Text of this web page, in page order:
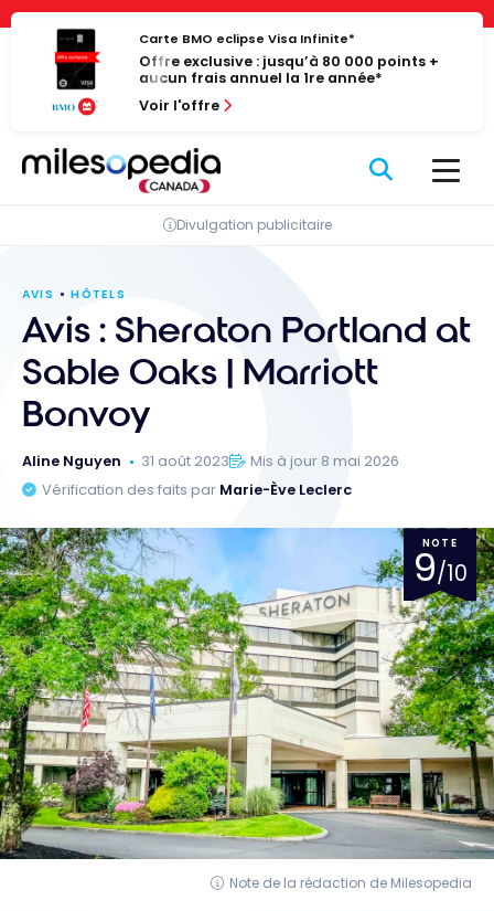
Panneau de gestion des cookies
Passer
contenu
Carte BMO eclipse Visa Infinite*
Offre exclusive : jusqu’à 80 000 points +
aucun frais annuel la 1re année*
Voir l'offre
Divulgation publicitaire
AVIS HÔTELS
Avis : Sheraton Portland at
Sable Oaks | Marriott
Bonvoy
Aline Nguyen 31 août 2023
Mis à jour 8 mai 2026
Vérification des faits par Marie-Ève Leclerc
NOTE
9/10
Note de la rédaction de Milesopedia